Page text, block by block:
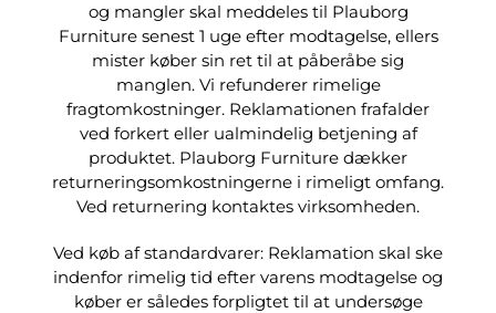
og mangler skal meddeles til Plauborg
Furniture senest 1 uge efter modtagelse, ellers
mister køber sin ret til at påberåbe sig
manglen. Vi refunderer rimelige
fragtomkostninger. Reklamationen frafalder
ved forkert eller ualmindelig betjening af
produktet. Plauborg Furniture dækker
returneringsomkostningerne i rimeligt omfang.
Ved returnering kontaktes virksomheden.
Ved køb af standardvarer: Reklamation skal ske
indenfor rimelig tid efter varens modtagelse og
køber er således forpligtet til at undersøge